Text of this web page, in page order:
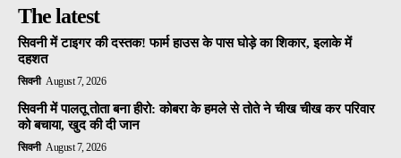
The latest
सिवनी में टाइगर की दस्तक! फार्म हाउस के पास घोड़े का शिकार, इलाके में
दहशत
सिवनी August 7, 2026
सिवनी में पालतू तोता बना हीरो: कोबरा के हमले से तोते ने चीख चीख कर परिवार
को बचाया, खुद की दी जान
सिवनी August 7, 2026